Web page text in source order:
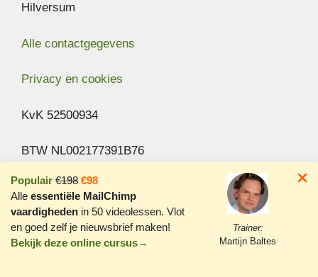
Populair €198 €98
Alle essentiële MailChimp
vaardigheden in 50 videolessen. Vlot
en goed zelf je nieuwsbrief maken!
Bekijk deze online cursus→
Trainer:
Martijn Baltes
Hilversum
Alle contactgegevens
Privacy en cookies
KvK 52500934
BTW NL002177391B76
Gratis tips
Ontvang ongeveer 1x per maand handige
WordPress, MailChimp en SEO tips in je mailbox: